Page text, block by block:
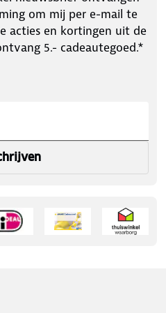
om mij per e-mail te
acties en kortingen uit de
5.- cadeautegoed.*